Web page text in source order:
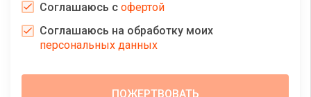
Соглашаюсь с офертой
Соглашаюсь на обработку моих
персональных данных